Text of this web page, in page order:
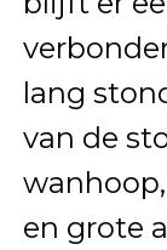
lang
van de
en grote